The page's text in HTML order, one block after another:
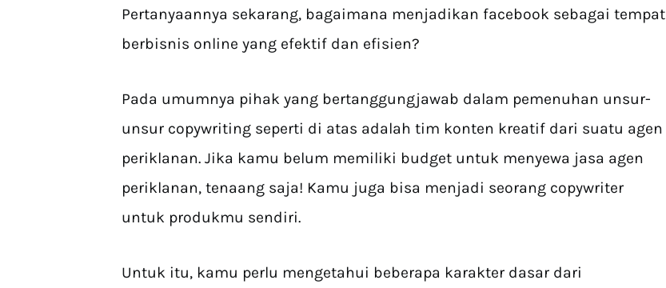
Pertanyaannya sekarang, bagaimana menjadikan facebook sebagai tempat
berbisnis online yang efektif dan efisien?
Pada umumnya pihak yang bertanggungjawab dalam pemenuhan unsur-
unsur copywriting seperti di atas adalah tim konten kreatif dari suatu agen
periklanan. Jika kamu belum memiliki budget untuk menyewa jasa agen
periklanan, tenaang saja! Kamu juga bisa menjadi seorang copywriter
untuk produkmu sendiri.
Untuk itu, kamu perlu mengetahui beberapa karakter dasar dari